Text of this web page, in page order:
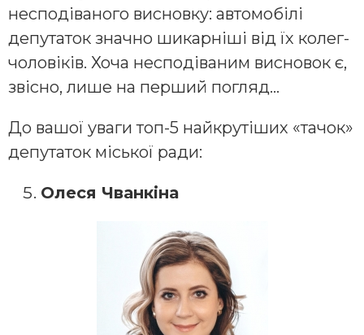
несподіваного висновку: автомобілі
депутаток значно шикарніші від їх колег-
чоловіків. Хоча несподіваним висновок є,
звісно, лише на перший погляд…
До вашої уваги топ-5 найкрутіших «тачок»
депутаток міської ради:
Олеся Чванкіна